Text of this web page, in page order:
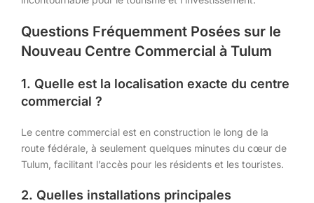
Questions Fréquemment Posées sur le
Nouveau Centre Commercial à Tulum
1. Quelle est la localisation exacte du centre
commercial ?
Le centre commercial est en construction le long de la
route fédérale, à seulement quelques minutes du cœur de
Tulum, facilitant l’accès pour les résidents et les touristes.
2. Quelles installations principales